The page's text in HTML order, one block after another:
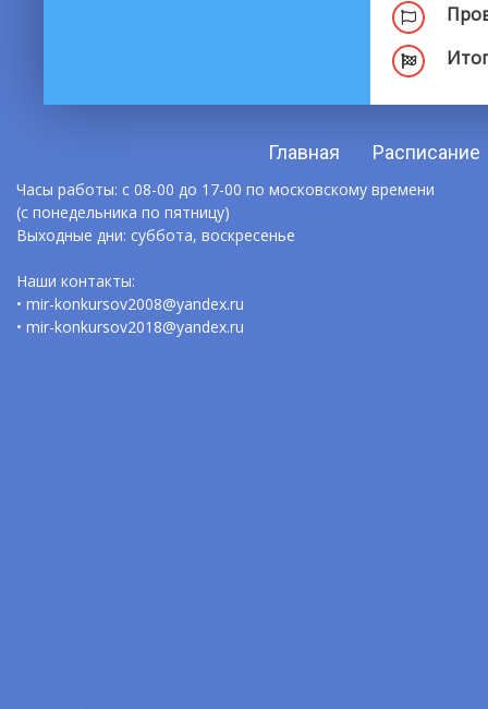
Главная Расписание
Часы работы: с 08-00 до 17-00 по московскому времени
(с понедельника по пятницу)
Выходные дни: суббота, воскресенье
Наши контакты:
• mir-konkursov2008@yandex.ru
• mir-konkursov2018@yandex.ru